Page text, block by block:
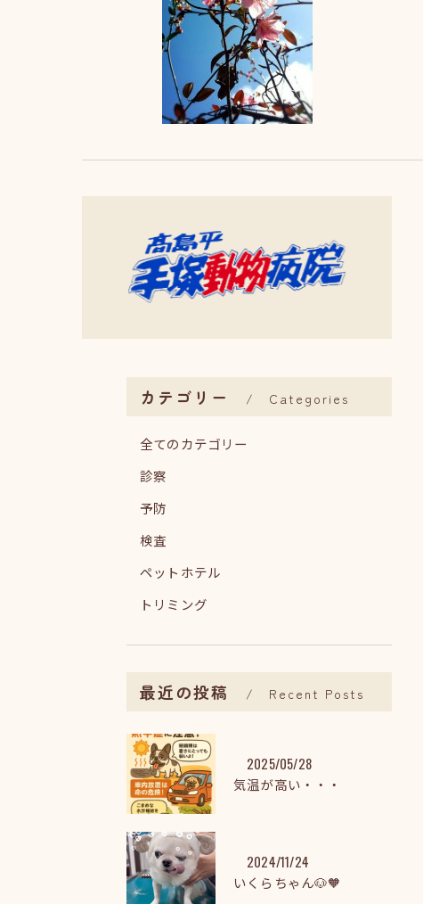
カテゴリー Categories
全てのカテゴリー
診察
予防
検査
ペットホテル
トリミング
最近の投稿 Recent Posts
2025/05/28
気温が高い・・・
2024/11/24
いくらちゃん🐶🧡